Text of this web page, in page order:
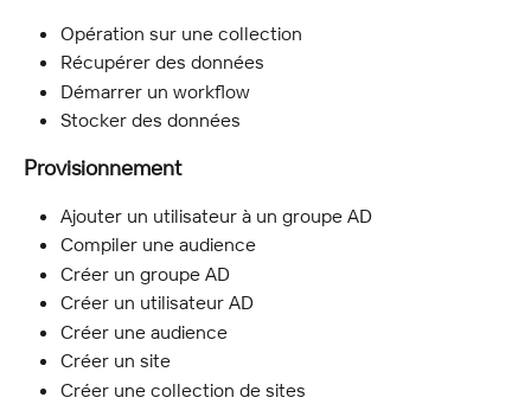
Opération sur une collection
Récupérer des données
Démarrer un workflow
Stocker des données
Provisionnement
Ajouter un utilisateur à un groupe AD
Compiler une audience
Créer un groupe AD
Créer un utilisateur AD
Créer une audience
Créer un site
Créer une collection de sites